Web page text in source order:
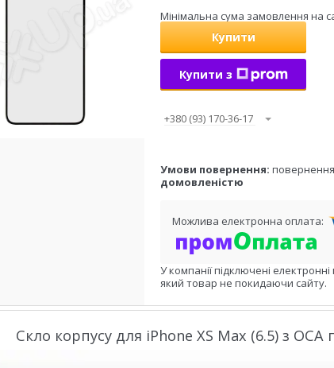
Мінімальна сума замовлення на
Купити
Купити з
+380 (93) 170-36-17
домовленістю
У компанії підключені
який товар не покидаючи сайту.
Скло корпусу для iPhone XS Max (6.5) з